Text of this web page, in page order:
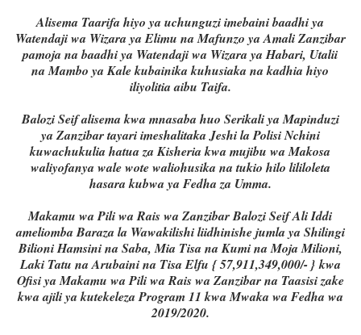
Alisema Taarifa hiyo ya uchunguzi imebaini baadhi ya
Watendaji wa Wizara ya Elimu na Mafunzo ya Amali Zanzibar
pamoja na baadhi ya Watendaji wa Wizara ya Habari, Utalii
na Mambo ya Kale kubainika kuhusiaka na kadhia hiyo
iliyolitia aibu Taifa.
Balozi Seif alisema kwa mnasaba huo Serikali ya Mapinduzi
ya Zanzibar tayari imeshalitaka Jeshi la Polisi Nchini
kuwachukulia hatua za Kisheria kwa mujibu wa Makosa
waliyofanya wale wote waliohusika na tukio hilo lililoleta
hasara kubwa ya Fedha za Umma.
Makamu wa Pili wa Rais wa Zanzibar Balozi Seif Ali Iddi
ameliomba Baraza la Wawakilishi liidhinishe jumla ya Shilingi
Bilioni Hamsini na Saba, Mia Tisa na Kumi na Moja Milioni,
Laki Tatu na Arubaini na Tisa Elfu { 57,911,349,000/- } kwa
Ofisi ya Makamu wa Pili wa Rais wa Zanzibar na Taasisi zake
kwa ajili ya kutekeleza Program 11 kwa Mwaka wa Fedha wa
2019/2020.